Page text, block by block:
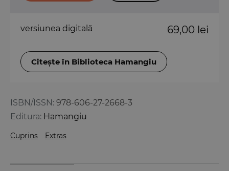
ISBN/ISSN: 978-606-27-2668-3
Editura: Hamangiu
Cuprins Extras
versiunea digitală 69,00 lei
Citește în Biblioteca Hamangiu